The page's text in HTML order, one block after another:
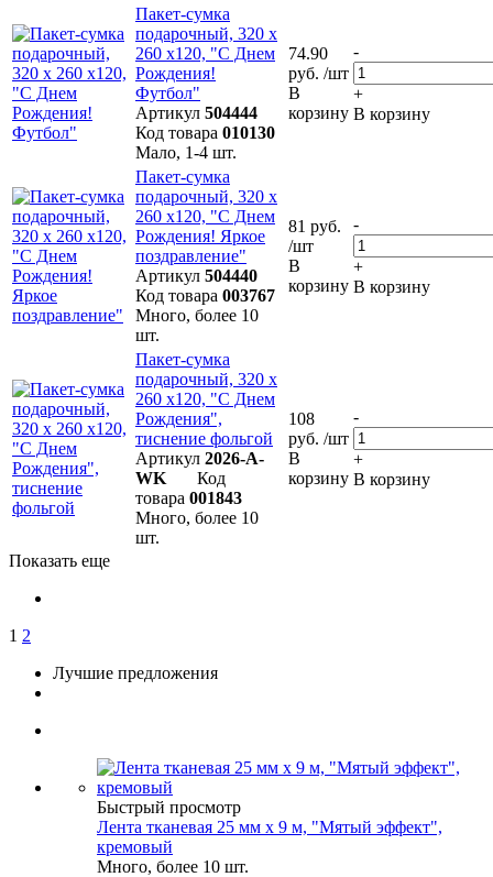
Пакет-сумка
подарочный, 320 х
260 х120, "С Днем
Рождения!
Футбол"
Артикул 504444
Код товара 010130
Мало, 1-4 шт.
74.90
руб. /шт
В
корзину
-
+
В корзину
Пакет-сумка
подарочный, 320 х
260 х120, "С Днем
Рождения! Яркое
поздравление"
Артикул 504440
Код товара 003767
Много, более 10
шт.
81 руб.
/шт
В
корзину
-
+
В корзину
Пакет-сумка
подарочный, 320 х
260 х120, "С Днем
Рождения",
тиснение фольгой
Артикул 2026-A-
WK Код
товара 001843
Много, более 10
шт.
108
руб. /шт
В
корзину
-
+
В корзину
Показать еще
1 2
Лучшие предложения
Быстрый просмотр
Лента тканевая 25 мм х 9 м, "Мятый эффект",
кремовый
Много, более 10 шт.